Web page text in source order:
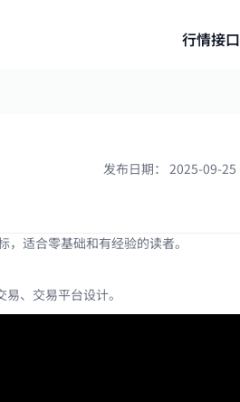
行情接口
发布日期： 2025-09-25
适合零基础和有经验的读者。
、交易平台设计。